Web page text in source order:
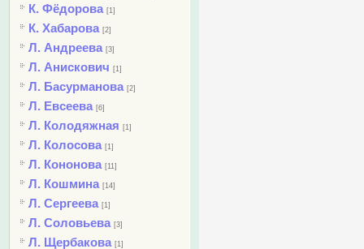
К. Фёдорова [1]
К. Хабарова [2]
Л. Андреева [3]
Л. Анискович [1]
Л. Басурманова [2]
Л. Евсеева [6]
Л. Колодяжная [1]
Л. Колосова [1]
Л. Кононова [11]
Л. Кошмина [14]
Л. Сергеева [1]
Л. Соловьева [3]
Л. Щербакова [1]